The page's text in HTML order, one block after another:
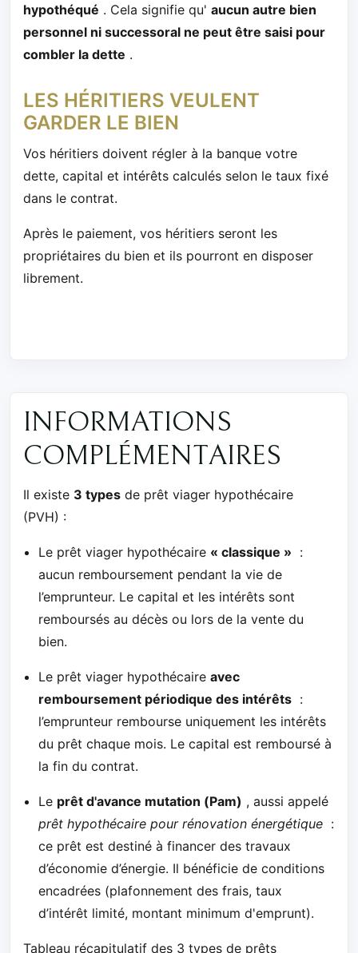
hypothéqué . Cela signifie qu' aucun autre bien
personnel ni successoral ne peut être saisi pour
combler la dette .
LES HÉRITIERS VEULENT
GARDER LE BIEN
Vos héritiers doivent régler à la banque votre
dette, capital et intérêts calculés selon le taux fixé
dans le contrat.
Après le paiement, vos héritiers seront les
propriétaires du bien et ils pourront en disposer
librement.
INFORMATIONS
COMPLÉMENTAIRES
Il existe 3 types de prêt viager hypothécaire
(PVH) :
Le prêt viager hypothécaire « classique » :
aucun remboursement pendant la vie de
l’emprunteur. Le capital et les intérêts sont
remboursés au décès ou lors de la vente du
bien.
Le prêt viager hypothécaireavec
remboursement périodique des intérêts :
l’emprunteur rembourse uniquement les intérêts
du prêt chaque mois. Le capital est remboursé à
la fin du contrat.
Le prêt d'avance mutation (Pam) , aussi appelé
prêt hypothécaire pour rénovation énergétique :
ce prêt est destiné à financer des travaux
d’économie d’énergie. Il bénéficie de conditions
encadrées (plafonnement des frais, taux
d’intérêt limité, montant minimum d'emprunt).
Tableau récapitulatif des 3 types de prêts